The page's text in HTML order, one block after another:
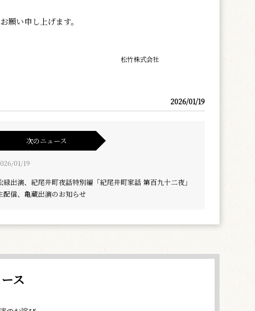
願い申し上げます。
松竹株式会社
2026/01/19
次のニュース
01/19
緑出演、紀尾井町夜話特別編「紀尾井町家話 第百九十二夜」
配信、亀蔵出演のお知らせ
ス